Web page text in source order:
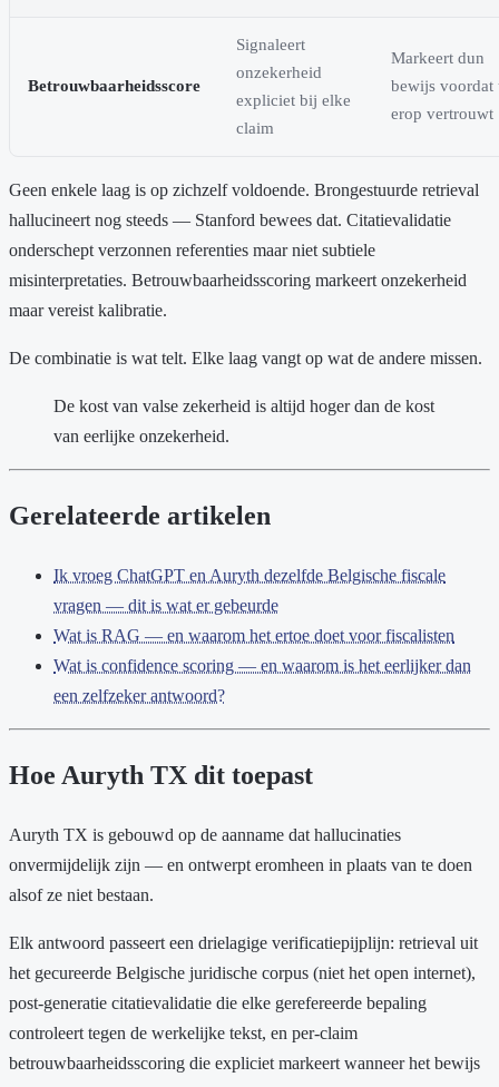
Betrouwbaarheidsscore
Signaleert
onzekerheid
expliciet bij elke
claim
Markeert dun
bewijs voordat
erop vertrouwt
Geen enkele laag is op zichzelf voldoende. Brongestuurde retrieval
hallucineert nog steeds — Stanford bewees dat. Citatievalidatie
onderschept verzonnen referenties maar niet subtiele
misinterpretaties. Betrouwbaarheidsscoring markeert onzekerheid
maar vereist kalibratie.
De combinatie is wat telt. Elke laag vangt op wat de andere missen.
De kost van valse zekerheid is altijd hoger dan de kost
van eerlijke onzekerheid.
Gerelateerde artikelen
Ik vroeg ChatGPT en Auryth dezelfde Belgische fiscale
vragen — dit is wat er gebeurde
Wat is RAG — en waarom het ertoe doet voor fiscalisten
Wat is confidence scoring — en waarom is het eerlijker dan
een zelfzeker antwoord?
Hoe Auryth TX dit toepast
Auryth TX is gebouwd op de aanname dat hallucinaties
onvermijdelijk zijn — en ontwerpt eromheen in plaats van te doen
alsof ze niet bestaan.
Elk antwoord passeert een drielagige verificatiepijplijn: retrieval uit
het gecureerde Belgische juridische corpus (niet het open internet),
post-generatie citatievalidatie die elke gerefereerde bepaling
controleert tegen de werkelijke tekst, en per-claim
betrouwbaarheidsscoring die expliciet markeert wanneer het bewijs